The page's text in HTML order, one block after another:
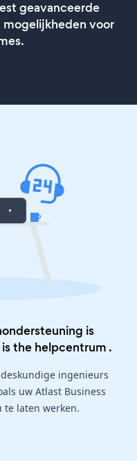
geavanceerde
voor
is
the helpcentrum .
ingenieurs
uw Atlast Business
te laten werken.